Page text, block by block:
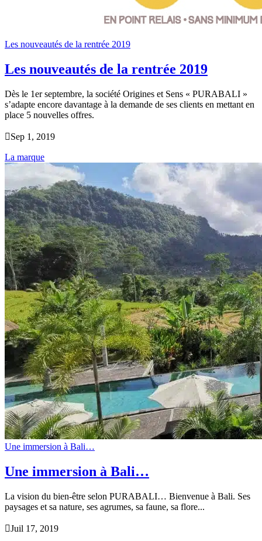
Les nouveautés de la rentrée 2019
Les nouveautés de la rentrée 2019
Dès le 1er septembre, la société Origines et Sens « PURABALI »
s’adapte encore davantage à la demande de ses clients en mettant en
place 5 nouvelles offres.
Sep 1, 2019
La marque
Une immersion à Bali…
Une immersion à Bali…
La vision du bien-être selon PURABALI… Bienvenue à Bali. Ses
paysages et sa nature, ses agrumes, sa faune, sa flore...
Juil 17, 2019